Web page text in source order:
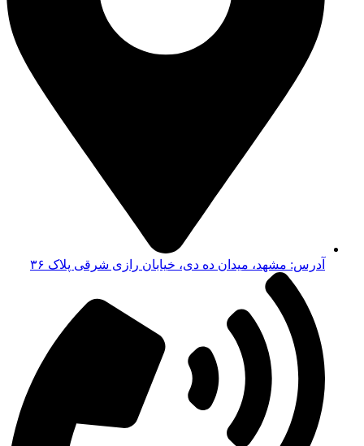
آدرس: مشهد، میدان ده دی، خیابان رازی شرقی پلاک ۳۶